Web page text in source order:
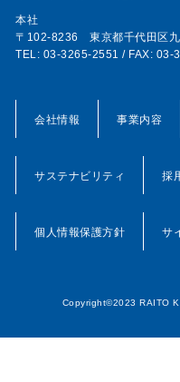
本社
〒102-8236 東京都千代田区
TEL: 03-3265-2551 / FAX: 03-
会社情報 事業内容
サステナビリティ 採
個人情報保護方針 サ
Copyright©2023 RAITO